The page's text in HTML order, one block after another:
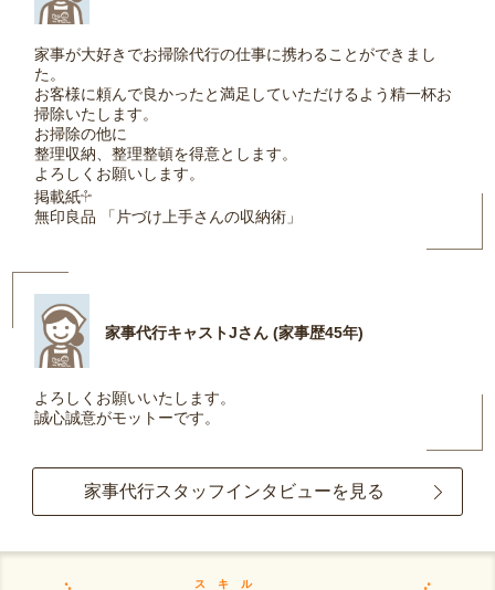
家事が大好きでお掃除代行の仕事に携わることができまし
た。
お客様に頼んで良かったと満足していただけるよう精一杯お
掃除いたします。
お掃除の他に
整理収納、整理整頓を得意とします。
よろしくお願いします。
掲載紙𔒴
無印良品 「片づけ上手さんの収納術」
家事代行キャストJさん (家事歴45年)
よろしくお願いいたします。
誠心誠意がモットーです。
家事代行スタッフインタビューを見る
スキル